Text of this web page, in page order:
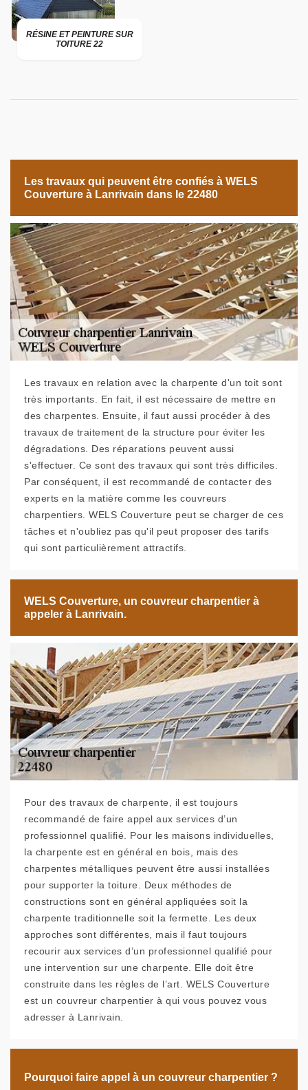
RÉSINE ET PEINTURE SUR
TOITURE 22
Les travaux qui peuvent être confiés à WELS
Couverture à Lanrivain dans le 22480
Les travaux en relation avec la charpente d'un toit sont
très importants. En fait, il est nécessaire de mettre en
des charpentes. Ensuite, il faut aussi procéder à des
travaux de traitement de la structure pour éviter les
dégradations. Des réparations peuvent aussi
s'effectuer. Ce sont des travaux qui sont très difficiles.
Par conséquent, il est recommandé de contacter des
experts en la matière comme les couvreurs
charpentiers. WELS Couverture peut se charger de ces
tâches et n'oubliez pas qu'il peut proposer des tarifs
qui sont particulièrement attractifs.
WELS Couverture, un couvreur charpentier à
appeler à Lanrivain.
Pour des travaux de charpente, il est toujours
recommandé de faire appel aux services d’un
professionnel qualifié. Pour les maisons individuelles,
la charpente est en général en bois, mais des
charpentes métalliques peuvent être aussi installées
pour supporter la toiture. Deux méthodes de
constructions sont en général appliquées soit la
charpente traditionnelle soit la fermette. Les deux
approches sont différentes, mais il faut toujours
recourir aux services d’un professionnel qualifié pour
une intervention sur une charpente. Elle doit être
construite dans les règles de l’art. WELS Couverture
est un couvreur charpentier à qui vous pouvez vous
adresser à Lanrivain.
Pourquoi faire appel à un couvreur charpentier ?